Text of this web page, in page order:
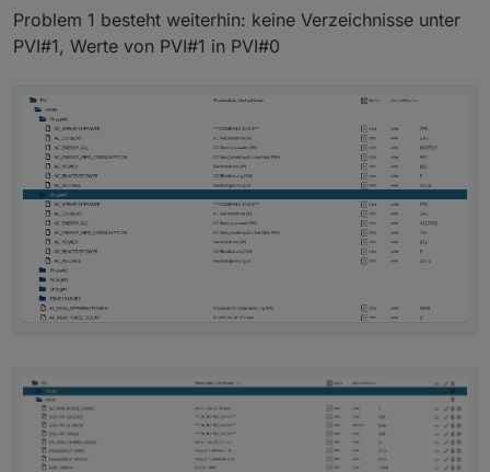
Problem 1 besteht weiterhin: keine Verzeichnisse unter
PVI#1, Werte von PVI#1 in PVI#0